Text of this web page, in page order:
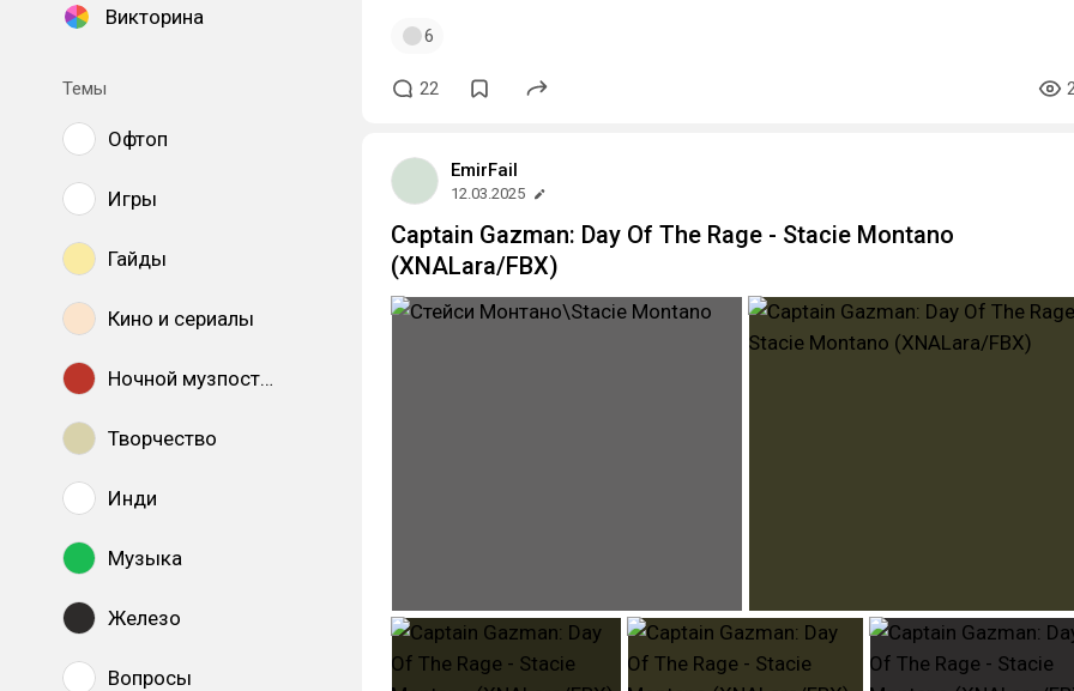
Викторина
Темы
Офтоп
Игры
Гайды
Кино и сериалы
Ночной музпостинг
Творчество
Инди
Музыка
Железо
Вопросы
6
22
EmirFail
12.03.2025
Captain Gazman: Day Of The Rage - Stacie Montano
(XNALara/FBX)